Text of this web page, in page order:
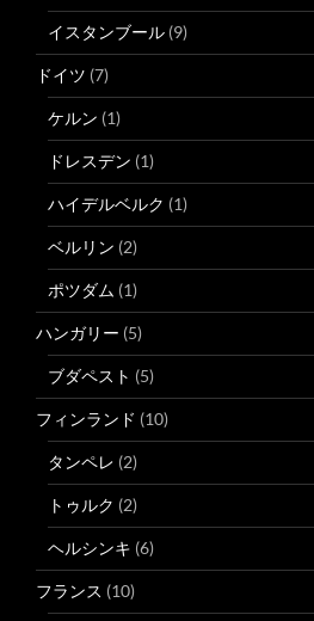
イスタンブール (9)
ドイツ (7)
ケルン (1)
ドレスデン (1)
ハイデルベルク (1)
ベルリン (2)
ポツダム (1)
ハンガリー (5)
ブダペスト (5)
フィンランド (10)
タンペレ (2)
トゥルク (2)
ヘルシンキ (6)
フランス (10)